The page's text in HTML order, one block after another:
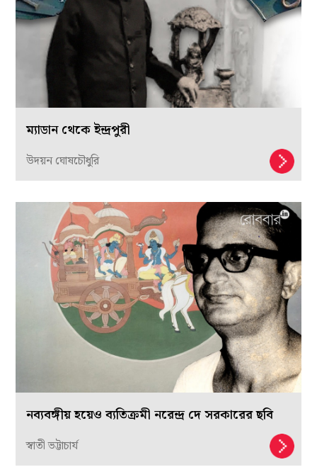
ম্যাডান থেকে ইন্দ্রপুরী
উদয়ন ঘোষচৌধুরি
নব্যবঙ্গীয় হয়েও ব্যতিক্রমী নরেন্দ্র দে সরকারের ছবি
স্বাতী ভট্টাচার্য